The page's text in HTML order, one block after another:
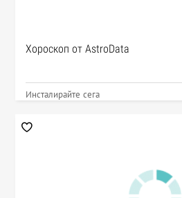
Хороскоп от AstroData
Инсталирайте сега